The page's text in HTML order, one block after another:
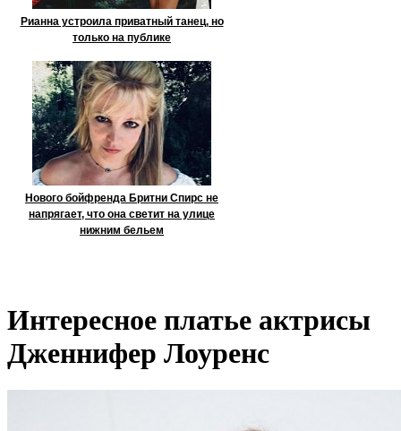
Рианна устроила приватный танец, но
только на публике
Нового бойфренда Бритни Спирс не
напрягает, что она светит на улице
нижним бельем
Интересное платье актрисы
Дженнифер Лоуренс